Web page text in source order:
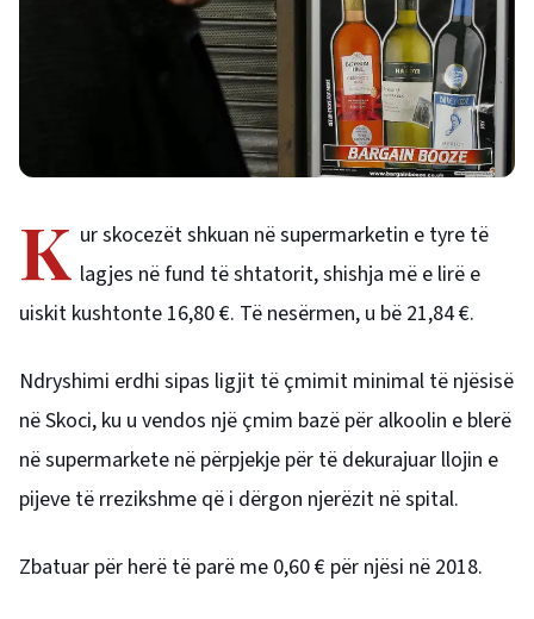
K ur skocezët shkuan në supermarketin e tyre të
lagjes në fund të shtatorit, shishja më e lirë e
uiskit kushtonte 16,80 €. Të nesërmen, u bë 21,84 €.
Ndryshimi erdhi sipas ligjit të çmimit minimal të njësisë
në Skoci, ku u vendos një çmim bazë për alkoolin e blerë
në supermarkete në përpjekje për të dekurajuar llojin e
pijeve të rrezikshme që i dërgon njerëzit në spital.
Zbatuar për herë të parë me 0,60 € për njësi në 2018.